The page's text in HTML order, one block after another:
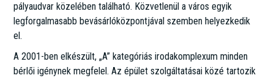
pályaudvar közelében található. Közvetlenül a város egyik
legforgalmasabb bevásárlóközpontjával szemben helyezkedik
el.
A 2001-ben elkészült, „A” kategóriás irodakomplexum minden
bérlői igénynek megfelel. Az épület szolgáltatásai közé tartozik